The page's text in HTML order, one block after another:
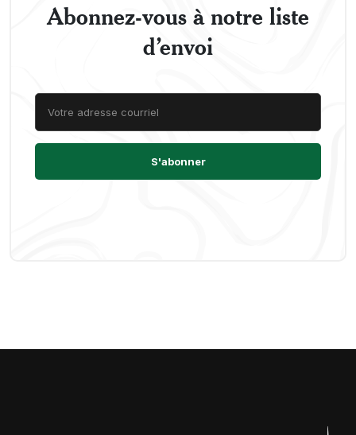
Abonnez-vous à notre liste
d’envoi